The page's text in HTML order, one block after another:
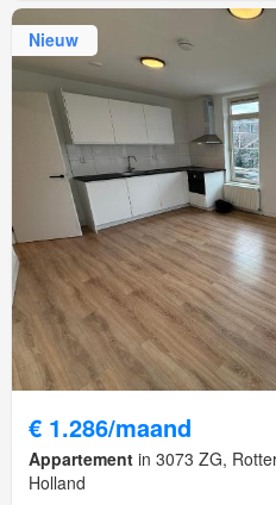
Nieuw
€ 1.286/maand
Appartement in 3073 ZG,
Holland